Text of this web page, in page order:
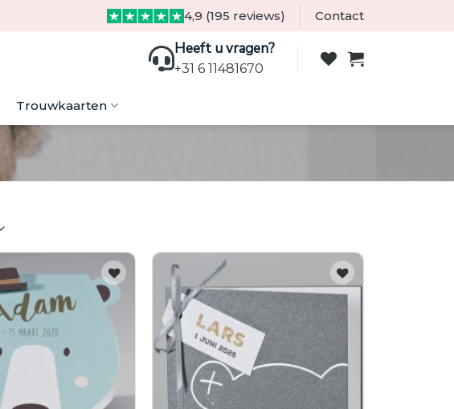
4,9 (195 reviews) Contact
Heeft u vragen?
+31 6 11481670
Trouwkaarten